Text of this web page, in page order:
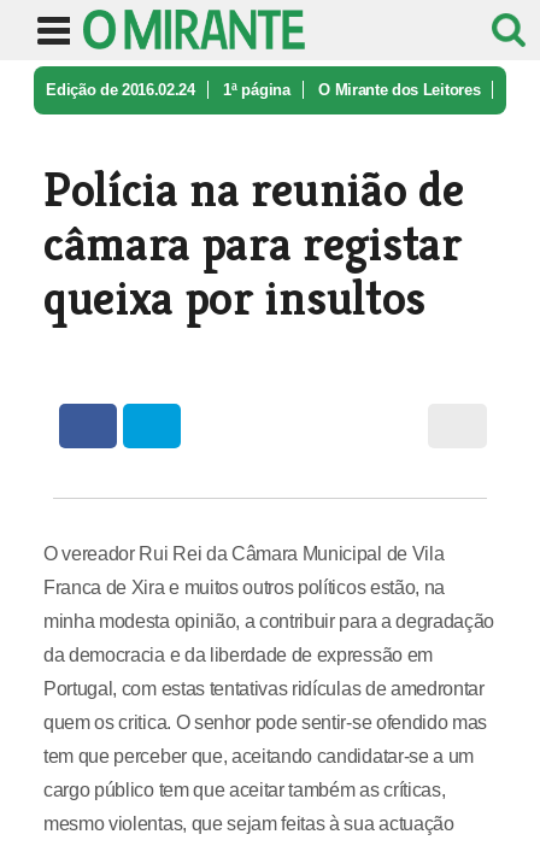
Edição de 2016.02.24 1ª página O Mirante dos Leitores
Polícia na reunião de
câmara para registar
queixa por insultos
O vereador Rui Rei da Câmara Municipal de Vila
Franca de Xira e muitos outros políticos estão, na
minha modesta opinião, a contribuir para a degradação
da democracia e da liberdade de expressão em
Portugal, com estas tentativas ridículas de amedrontar
quem os critica. O senhor pode sentir-se ofendido mas
tem que perceber que, aceitando candidatar-se a um
cargo público tem que aceitar também as críticas,
mesmo violentas, que sejam feitas à sua actuação